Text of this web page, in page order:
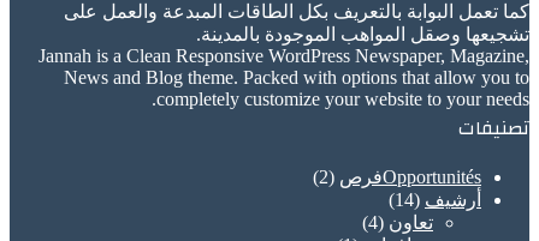
كما تعمل البوابة بالتعريف بكل الطاقات المبدعة والعمل على
تشجيعها وصقل المواهب الموجودة بالمدينة.
Jannah is a Clean Responsive WordPress Newspaper, Magazine,
News and Blog theme. Packed with options that allow you to
completely customize your website to your needs.
تصنيفات
Opportunitésفرص
(2)
أرشيف (14)
تعاون (4)